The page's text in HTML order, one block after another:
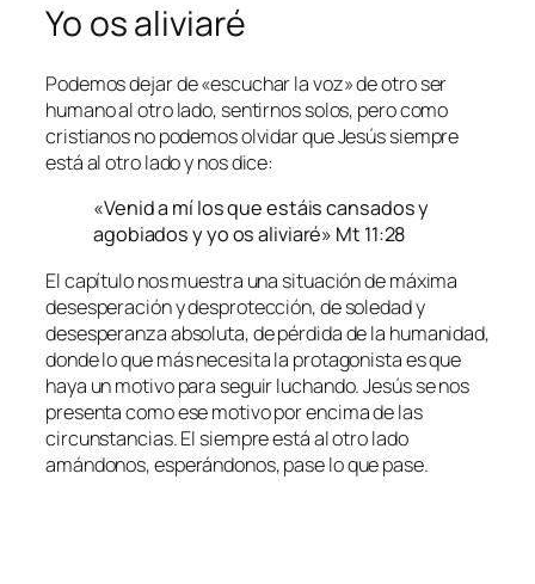
Yo os aliviaré
Podemos dejar de «escuchar la voz» de otro ser
humano al otro lado, sentirnos solos, pero como
cristianos no podemos olvidar que Jesús siempre
está al otro lado y nos dice:
«Venid a mí los que estáis cansados y
agobiados y yo os aliviaré» Mt 11:28
El capítulo nos muestra una situación de máxima
desesperación y desprotección, de soledad y
desesperanza absoluta, de pérdida de la humanidad,
donde lo que más necesita la protagonista es que
haya un motivo para seguir luchando. Jesús se nos
presenta como ese motivo por encima de las
circunstancias. El siempre está al otro lado
amándonos, esperándonos, pase lo que pase.